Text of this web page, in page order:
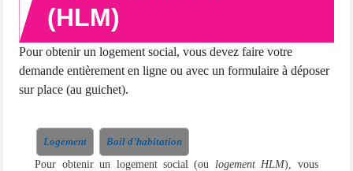
(HLM)
Pour obtenir un logement social, vous devez faire votre
demande entièrement en ligne ou avec un formulaire à déposer
sur place (au guichet).
Logement Bail d’habitation
Pour obtenir un logement social (ou logement HLM), vous